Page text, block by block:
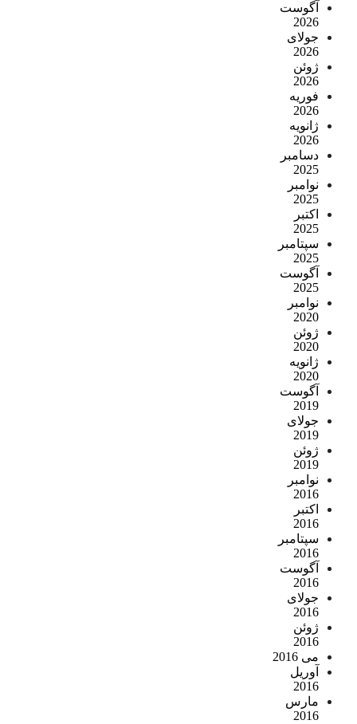
آگوست
2026
جولای
2026
ژوئن
2026
فوریه
2026
ژانویه
2026
دسامبر
2025
نوامبر
2025
اکتبر
2025
سپتامبر
2025
آگوست
2025
نوامبر
2020
ژوئن
2020
ژانویه
2020
آگوست
2019
جولای
2019
ژوئن
2019
نوامبر
2016
اکتبر
2016
سپتامبر
2016
آگوست
2016
جولای
2016
ژوئن
2016
می 2016
آوریل
2016
مارس
2016